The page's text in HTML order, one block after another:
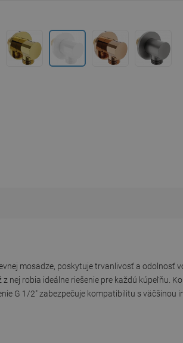
mosadze, poskytuje trvanlivosť a odolnosť
nej robia ideálne riešenie pre každú kúpeľňu.
G 1/2" zabezpečuje kompatibilitu s väčšinou